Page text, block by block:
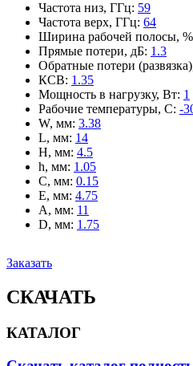
Частота низ, ГГц: 59
Частота верх, ГГц: 64
Ширина рабочей полосы, %
Прямые потери, дБ: 1.3
Обратные потери
КСВ: 1.35
Мощность в нагрузку, Вт: 1
Рабочие температуры, С: -
W, мм: 3.38
L, мм: 14
H, мм: 4.5
h, мм: 1.05
C, мм: 0.15
E, мм: 4.75
A, мм: 11
D, мм: 1.75
Заказать
СКАЧАТЬ
КАТАЛОГ